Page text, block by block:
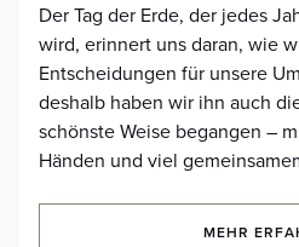
Der Tag der Erde, der jedes
wird, erinnert uns daran, wie
Entscheidungen für unsere
deshalb haben wir ihn auch
schönste Weise begangen –
Händen und viel
MEHR